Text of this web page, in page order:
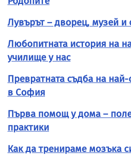
Лувърът – дворец, музей
Любопитната история на
училище у нас
Превратната съдба на най-
в София
Първа помощ у дома –
практики
Как да тренираме мозъка